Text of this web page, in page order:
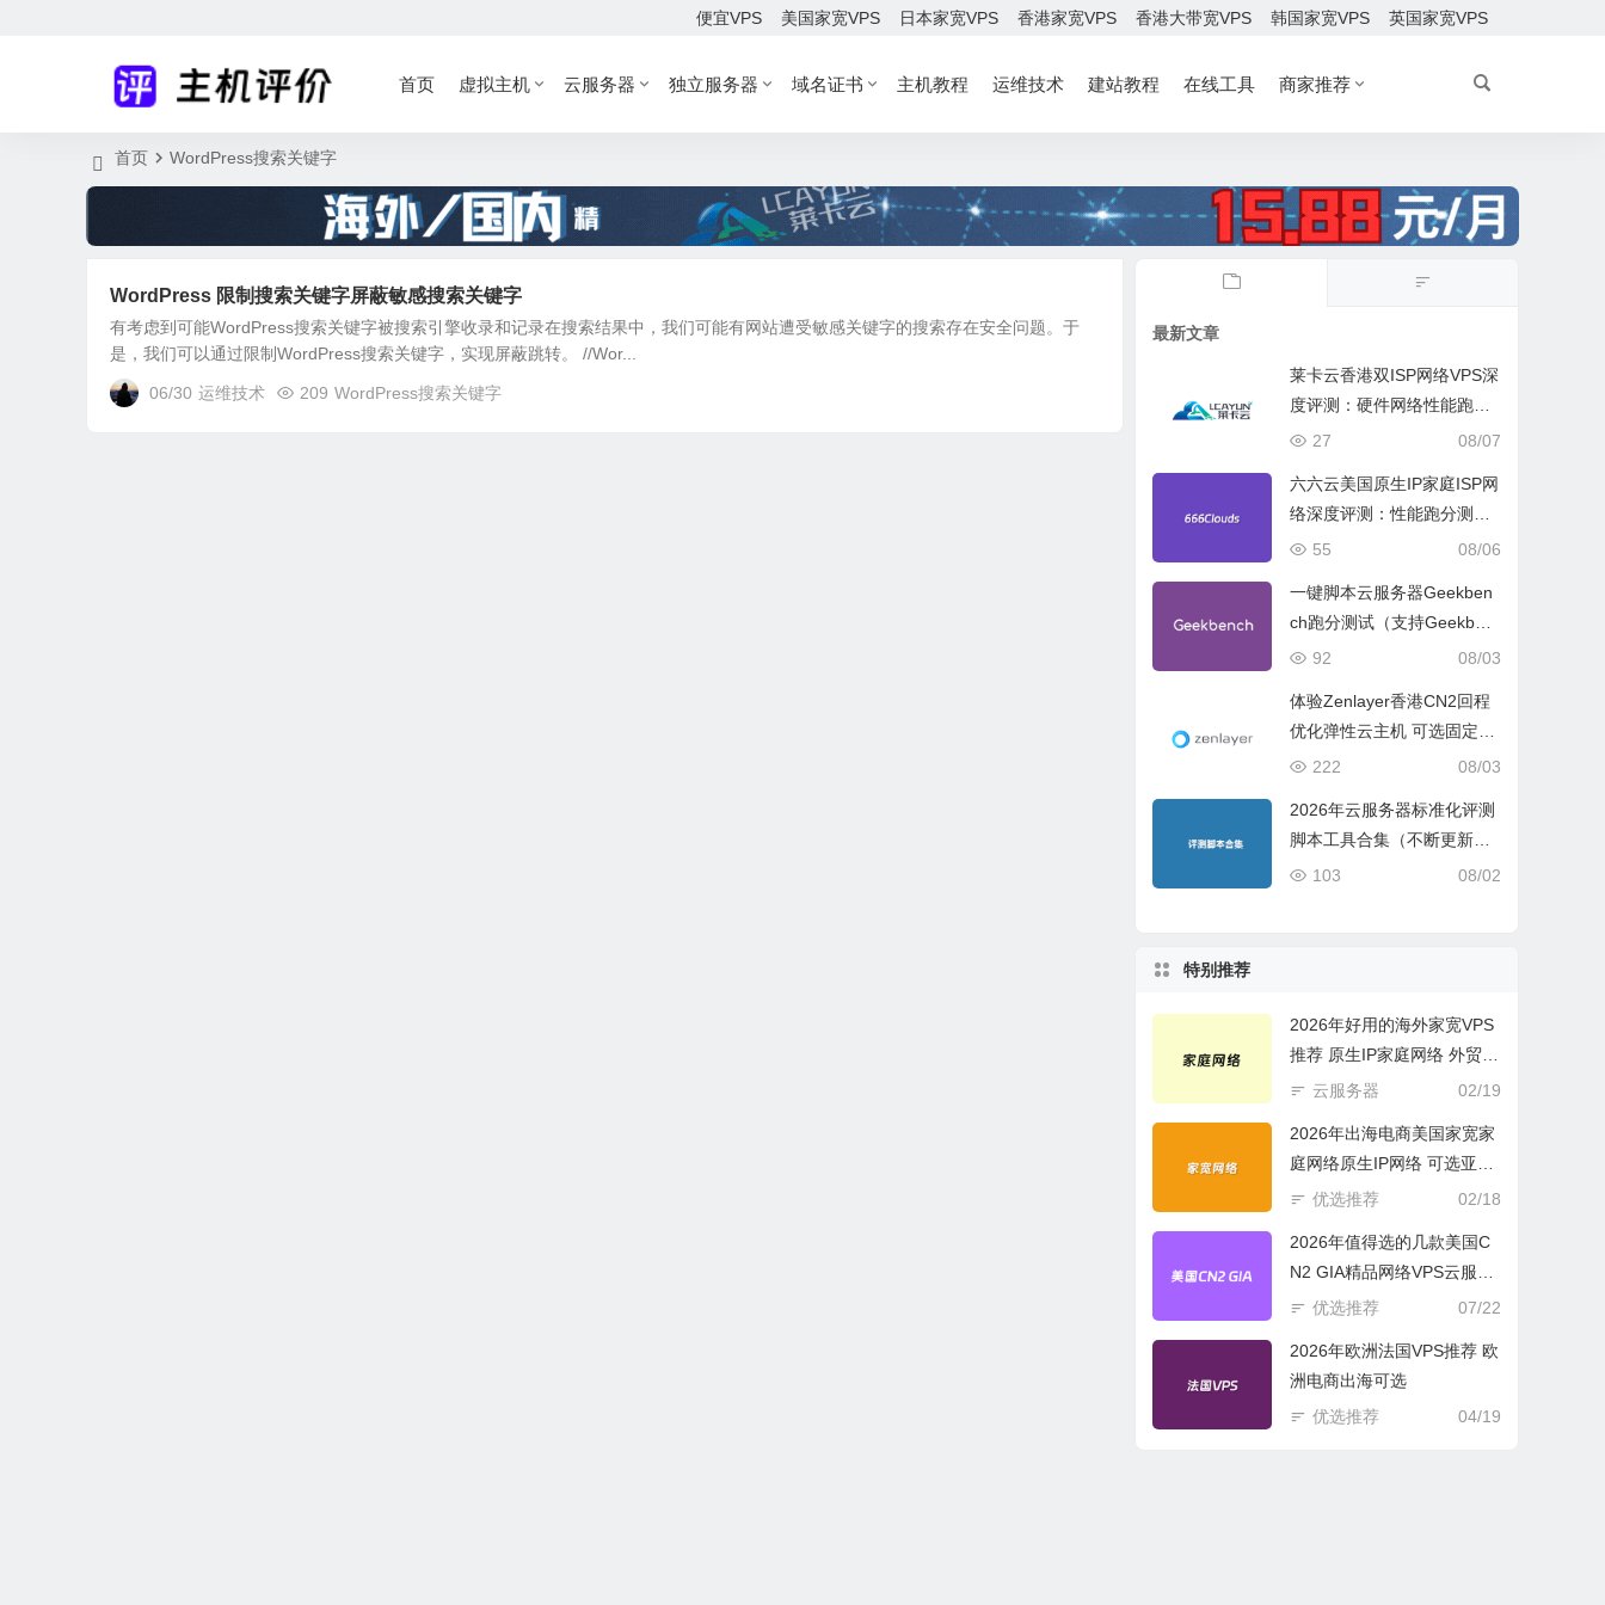
便宜VPS 美国家宽VPS 日本家宽VPS 香港家宽VPS 香港大带宽VPS 韩国家宽VPS 英国家宽VPS
首页 虚拟主机 云服务器 独立服务器 域名证书 主机教程 运维技术 建站教程 在线工具 商家推荐
首页 WordPress搜索关键字
WordPress 限制搜索关键字屏蔽敏感搜索关键字
有考虑到可能WordPress搜索关键字被搜索引擎收录和记录在搜索结果中，我们可能有网站遭受敏感关键字的搜索存在安全问题。于
是，我们可以通过限制WordPress搜索关键字，实现屏蔽跳转。 //Wor...
06/30 运维技术 209 WordPress搜索关键字
最新文章
莱卡云香港双ISP网络VPS深
度评测：硬件网络性能跑
分、流媒体兼容测试和选择
08/07
27
六六云美国原生IP家庭ISP网
络深度评测：性能跑分测
试、网络线路与购买建议08/06
55
一键脚本云服务器Geekben
ch跑分测试（支持Geekben
ch 5 Geekbench 6 Geekbe
08/03
92
体验Zenlayer香港CN2回程
优化弹性云主机 可选固定带
宽或流量模式
08/03
222
2026年云服务器标准化评测
脚本工具合集（不断更新完
善）
08/02
103
特别推荐
2026年好用的海外家宽VPS
推荐 原生IP家庭网络 外贸电
商必选
02/19
云服务器
2026年出海电商美国家宽家
庭网络原生IP网络 可选亚欧
美云服务器
02/18
优选推荐
2026年值得选的几款美国C
N2 GIA精品网络VPS云服务
器推荐
07/22
优选推荐
2026年欧洲法国VPS推荐 欧
洲电商出海可选
04/19
优选推荐